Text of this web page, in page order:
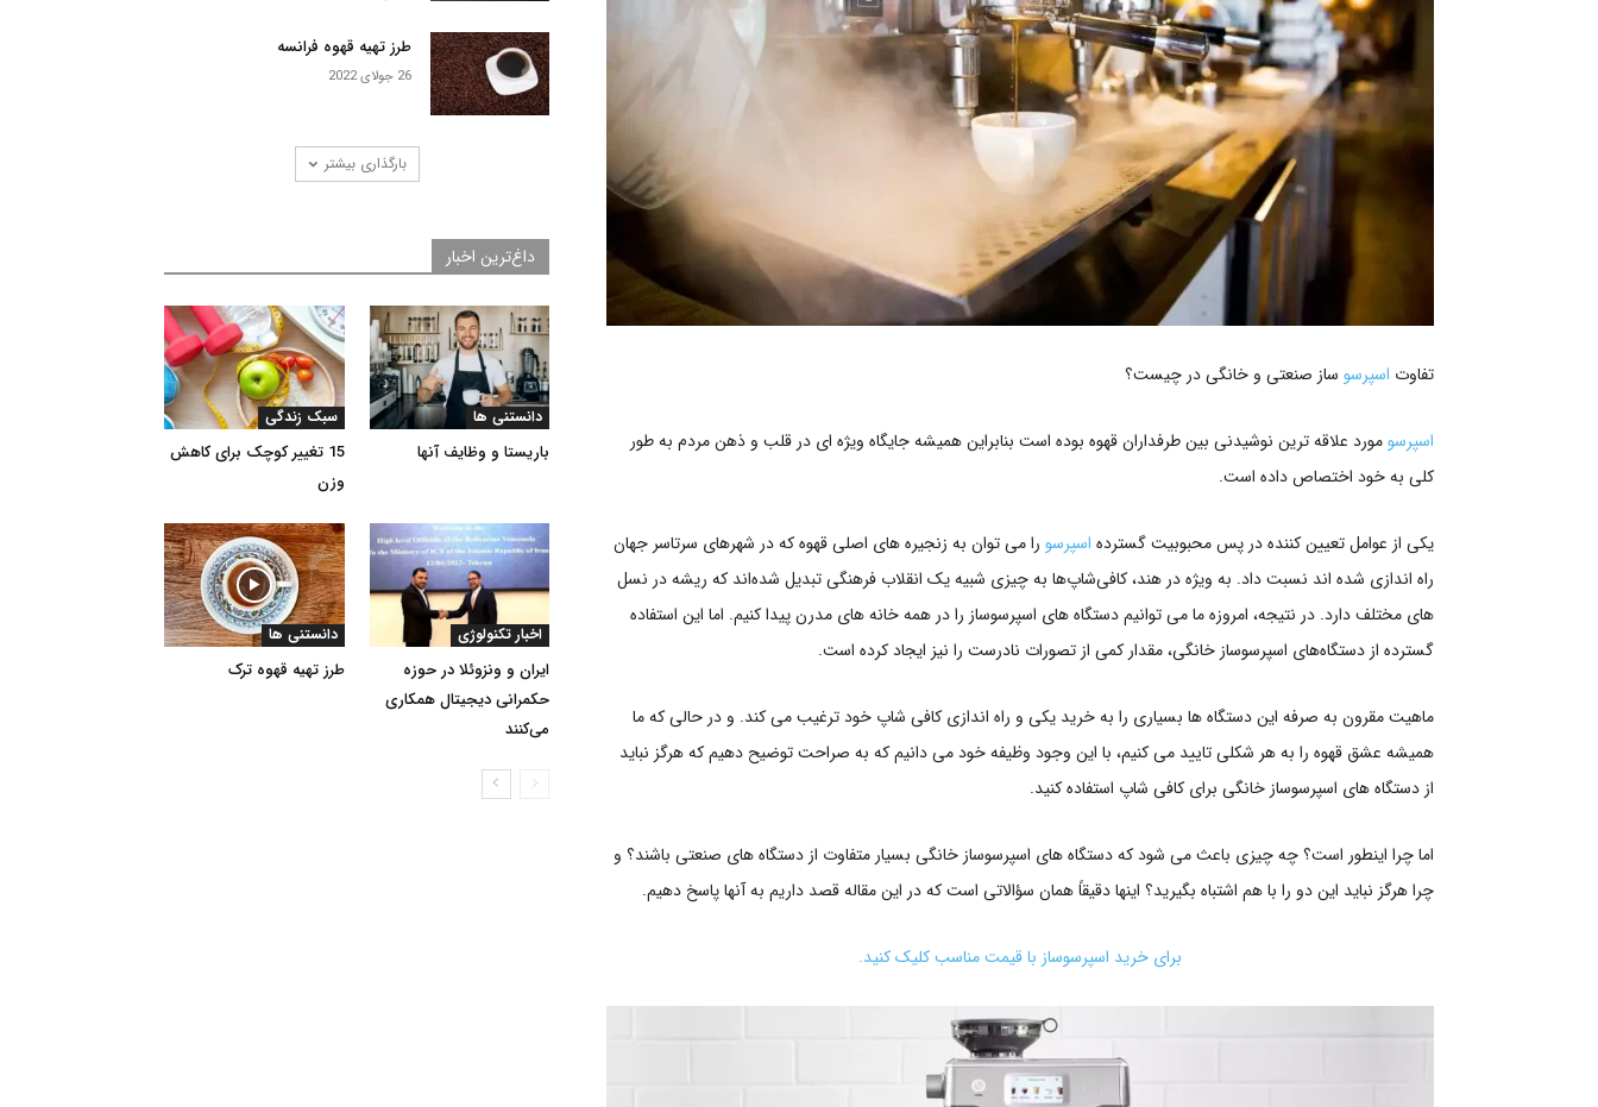
تفاوت اسپرسو ساز صنعتی و خانگی در چیست؟
اسپرسومورد علاقه ترین نوشیدنی بین طرفداران قهوه بوده است بنابراین همیشه جایگاه ویژه ای در قلب و ذهن مردم به طور
کلی به خود اختصاص داده است.
یکی از عوامل تعیین کننده در پس محبوبیت گسترده اسپرسو را می توان به زنجیره های اصلی قهوه که در شهرهای سرتاسر جهان
راه اندازی شده اند نسبت داد. به‌ ویژه در هند، کافی‌شاپ‌ها به چیزی شبیه یک انقلاب فرهنگی تبدیل شده‌اند که ریشه در نسل‌
های مختلف دارد. در نتیجه، امروزه ما می توانیم دستگاه های اسپرسوساز را در همه خانه های مدرن پیدا کنیم. اما این استفاده
گسترده از دستگاه‌های اسپرسوساز خانگی، مقدار کمی از تصورات نادرست را نیز ایجاد کرده است.
ماهیت مقرون به صرفه این دستگاه ها بسیاری را به خرید یکی و راه اندازی کافی شاپ خود ترغیب می کند. و در حالی که ما
همیشه عشق قهوه را به هر شکلی تایید می کنیم، با این وجود وظیفه خود می دانیم که به صراحت توضیح دهیم که هرگز نباید
از دستگاه های اسپرسوساز خانگی برای کافی شاپ استفاده کنید.
اما چرا اینطور است؟ چه چیزی باعث می شود که دستگاه های اسپرسوساز خانگی بسیار متفاوت از دستگاه های صنعتی باشند؟ و
چرا هرگز نباید این دو را با هم اشتباه بگیرید؟ اینها دقیقاً همان سؤالاتی است که در این مقاله قصد داریم به آنها پاسخ دهیم.
برای خرید اسپرسوساز با قیمت مناسب کلیک کنید.
طرز تهیه قهوه فرانسه
26 جولای 2022
بارگذاری بیشتر
داغ‌ترین اخبار
سبک زندگی
15 تغییر کوچک برای کاهش
وزن
دانستنی ها
باریستا و وظایف آنها
دانستنی ها
طرز تهیه قهوه ترک
اخبار تکنولوژی
ایران و ونزوئلا در حوزه
حکمرانی دیجیتال همکاری
می‌کنند